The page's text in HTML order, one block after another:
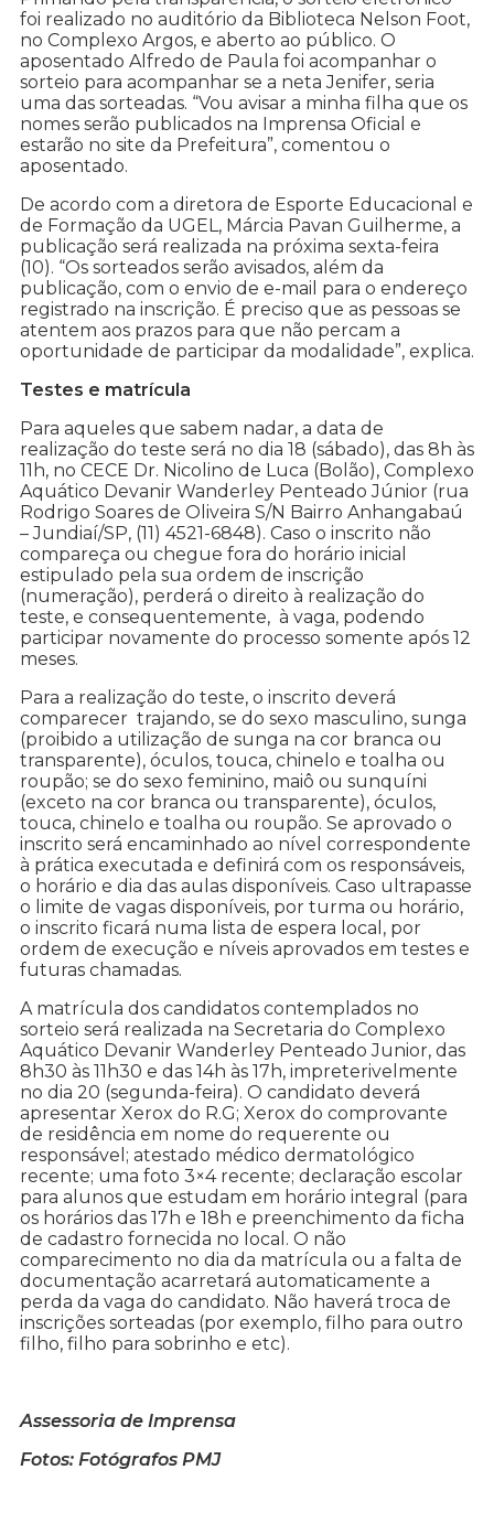
foi realizado no auditório da Biblioteca Nelson Foot,
no Complexo Argos, e aberto ao público. O
aposentado Alfredo de Paula foi acompanhar o
sorteio para acompanhar se a neta Jenifer, seria
uma das sorteadas. “Vou avisar a minha filha que os
nomes serão publicados na Imprensa Oficial e
estarão no site da Prefeitura”, comentou o
aposentado.
De acordo com a diretora de Esporte Educacional e
de Formação da UGEL, Márcia Pavan Guilherme, a
publicação será realizada na próxima sexta-feira
(10). “Os sorteados serão avisados, além da
publicação, com o envio de e-mail para o endereço
registrado na inscrição. É preciso que as pessoas se
atentem aos prazos para que não percam a
oportunidade de participar da modalidade”, explica.
Testes e matrícula
Para aqueles que sabem nadar, a data de
realização do teste será no dia 18 (sábado), das 8h às
11h, no CECE Dr. Nicolino de Luca (Bolão), Complexo
Aquático Devanir Wanderley Penteado Júnior (rua
Rodrigo Soares de Oliveira S/N Bairro Anhangabaú
– Jundiaí/SP, (11) 4521-6848). Caso o inscrito não
compareça ou chegue fora do horário inicial
estipulado pela sua ordem de inscrição
(numeração), perderá o direito à realização do
teste, e consequentemente, à vaga, podendo
participar novamente do processo somente após 12
meses.
Para a realização do teste, o inscrito deverá
comparecer trajando, se do sexo masculino, sunga
(proibido a utilização de sunga na cor branca ou
transparente), óculos, touca, chinelo e toalha ou
roupão; se do sexo feminino, maiô ou sunquíni
(exceto na cor branca ou transparente), óculos,
touca, chinelo e toalha ou roupão. Se aprovado o
inscrito será encaminhado ao nível correspondente
à prática executada e definirá com os responsáveis,
o horário e dia das aulas disponíveis. Caso ultrapasse
o limite de vagas disponíveis, por turma ou horário,
o inscrito ficará numa lista de espera local, por
ordem de execução e níveis aprovados em testes e
futuras chamadas.
A matrícula dos candidatos contemplados no
sorteio será realizada na Secretaria do Complexo
Aquático Devanir Wanderley Penteado Junior, das
8h30 às 11h30 e das 14h às 17h, impreterivelmente
no dia 20 (segunda-feira). O candidato deverá
apresentar Xerox do R.G; Xerox do comprovante
de residência em nome do requerente ou
responsável; atestado médico dermatológico
recente; uma foto 3×4 recente; declaração escolar
para alunos que estudam em horário integral (para
os horários das 17h e 18h e preenchimento da ficha
de cadastro fornecida no local. O não
comparecimento no dia da matrícula ou a falta de
documentação acarretará automaticamente a
perda da vaga do candidato. Não haverá troca de
inscrições sorteadas (por exemplo, filho para outro
filho, filho para sobrinho e etc).
Assessoria de Imprensa
Fotos: Fotógrafos PMJ